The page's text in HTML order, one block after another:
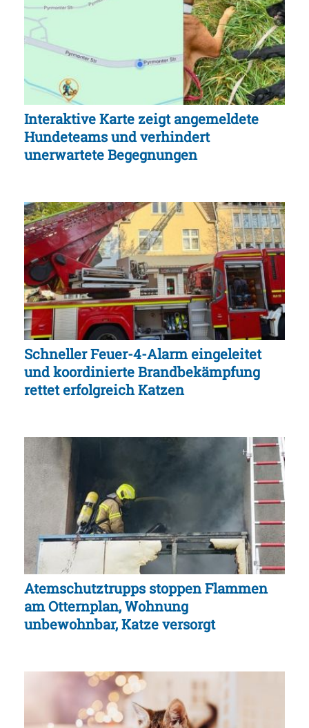
Interaktive Karte zeigt angemeldete
Hundeteams und verhindert
unerwartete Begegnungen
Schneller Feuer-4-Alarm eingeleitet
und koordinierte Brandbekämpfung
rettet erfolgreich Katzen
Atemschutztrupps stoppen Flammen
am Otternplan, Wohnung
unbewohnbar, Katze versorgt